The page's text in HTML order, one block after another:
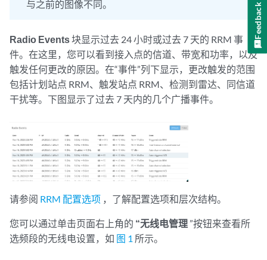
与之前的图像不同。
Radio Events块显示过去 24 小时或过去 7 天的 RRM 事
件。在这里，您可以看到接入点的信道、带宽和功率，以及
触发任何更改的原因。在“事件”列下显示，更改触发的范围
包括计划站点 RRM、触发站点 RRM、检测到雷达、同信道
干扰等。下图显示了过去 7 天内的几个广播事件。
请参阅 RRM 配置选项 ，了解配置选项和层次结构。
您可以通过单击页面右上角的 “无线电管理 ”按钮来查看所
选频段的无线电设置，如 图 1 所示。
Feedback